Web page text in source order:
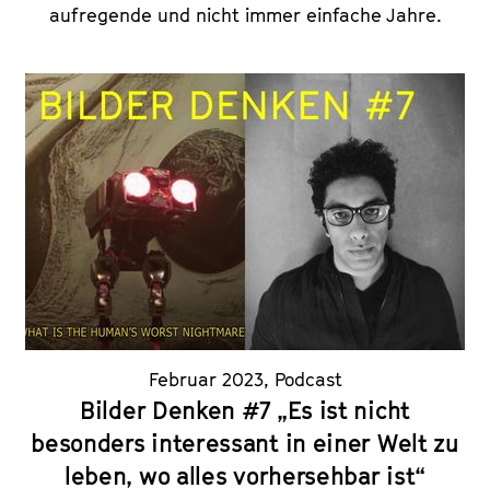
aufregende und nicht immer einfache Jahre.
Februar 2023, Podcast
Bilder Denken #7 „Es ist nicht
besonders interessant in einer Welt zu
leben, wo alles vorhersehbar ist“